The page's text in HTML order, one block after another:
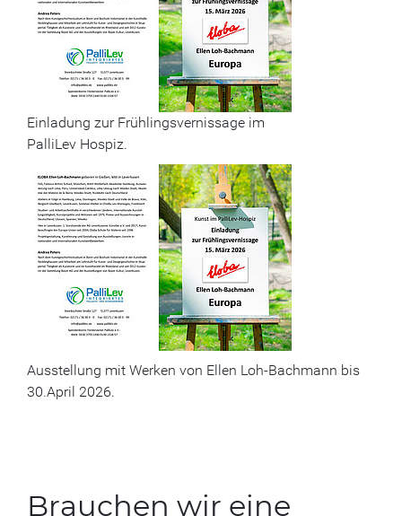
Einladung zur Frühlingsvernissage im
PalliLev Hospiz.
Ausstellung mit Werken von Ellen Loh-Bachmann bis
30.April 2026.
Brauchen wir eine